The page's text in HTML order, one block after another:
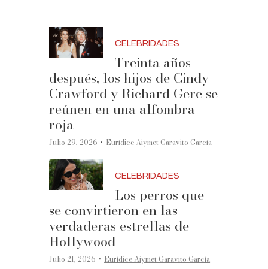
CELEBRIDADES
Treinta años
después, los hijos de Cindy
Crawford y Richard Gere se
reúnen en una alfombra
roja
Julio 29, 2026 ·Eurídice Aiymet Garavito García
CELEBRIDADES
Los perros que
se convirtieron en las
verdaderas estrellas de
Hollywood
Julio 21, 2026 ·Eurídice Aiymet Garavito García